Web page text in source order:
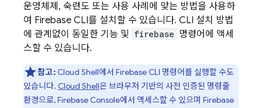
운영체제, 숙련도 또는 사용 사례에 맞는 방법을 사용하
여 Firebase CLI를 설치할 수 있습니다. CLI 설치 방법
에 관계없이 동일한 기능 및 firebase 명령어에 액세
스할 수 있습니다.
참고: Cloud Shell에서 FirebaseCLI 명령어를 실행할 수도
있습니다. Cloud Shell은 브라우저 기반의 사전 인증된 명령줄
환경으로,Firebase Console에서 액세스할 수 있으며 Firebase